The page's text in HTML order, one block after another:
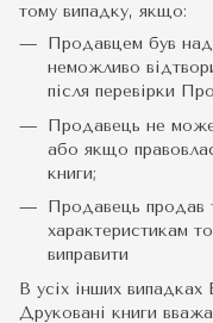
тому випадку, якщо:
Продавцем був
неможливо
після перевірки
Продавець не
або якщо
книги;
Продавець продав
характеристикам
виправити
В усіх інших випадках
Друковані книги